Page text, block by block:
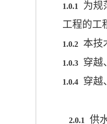
1.0.1
为规
工程的工
1.0.2 本技
1.0.3 穿越
1.0.4 穿越
2.0.1
供